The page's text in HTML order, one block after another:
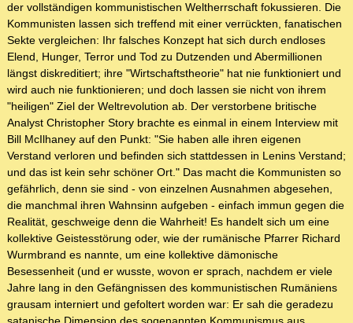
der vollständigen kommunistischen Weltherrschaft fokussieren. Die
Kommunisten lassen sich treffend mit einer verrückten, fanatischen
Sekte vergleichen: Ihr falsches Konzept hat sich durch endloses
Elend, Hunger, Terror und Tod zu Dutzenden und Abermillionen
längst diskreditiert; ihre "Wirtschaftstheorie" hat nie funktioniert und
wird auch nie funktionieren; und doch lassen sie nicht von ihrem
"heiligen" Ziel der Weltrevolution ab. Der verstorbene britische
Analyst Christopher Story brachte es einmal in einem Interview mit
Bill McIlhaney auf den Punkt: "Sie haben alle ihren eigenen
Verstand verloren und befinden sich stattdessen in Lenins Verstand;
und das ist kein sehr schöner Ort." Das macht die Kommunisten so
gefährlich, denn sie sind - von einzelnen Ausnahmen abgesehen,
die manchmal ihren Wahnsinn aufgeben - einfach immun gegen die
Realität, geschweige denn die Wahrheit! Es handelt sich um eine
kollektive Geistesstörung oder, wie der rumänische Pfarrer Richard
Wurmbrand es nannte, um eine kollektive dämonische
Besessenheit (und er wusste, wovon er sprach, nachdem er viele
Jahre lang in den Gefängnissen des kommunistischen Rumäniens
grausam interniert und gefoltert worden war: Er sah die geradezu